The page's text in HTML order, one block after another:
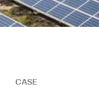
CASE